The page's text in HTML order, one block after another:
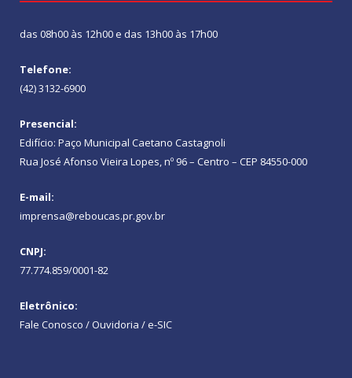
das 08h00 às 12h00 e das 13h00 às 17h00
Telefone:
(42) 3132-6900
Presencial:
Edifício: Paço Municipal Caetano Castagnoli
Rua José Afonso Vieira Lopes, nº 96 – Centro – CEP 84550-000
E-mail:
imprensa@reboucas.pr.gov.br
CNPJ:
77.774.859/0001-82
Eletrônico:
Fale Conosco / Ouvidoria / e-SIC